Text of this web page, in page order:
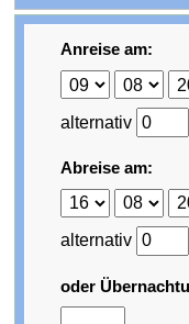
Anreise am:
alternativ
Abreise am:
alternativ
oder